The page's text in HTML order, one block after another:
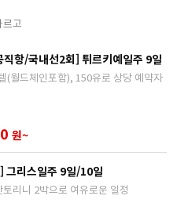
르고
직항/국내선2회] 튀르키예일주 9일
(월드체인포함), 150유로 상당 예약자
원~
그리스일주 9일/10일
리니 2박으로 여유로운 일정